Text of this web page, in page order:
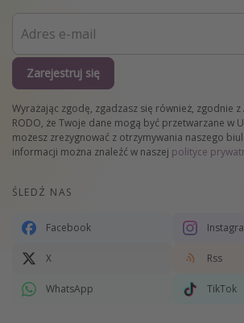
Zarejestruj się
Wyrażając zgodę, zgadzasz się również, zgodnie z
RODO, że Twoje dane mogą być przetwarzane w
możesz zrezygnować z otrzymywania naszego
informacji można znaleźć w naszej polityce
ŚLEDŹ NAS
Facebook
X Rss
WhatsApp TikTok